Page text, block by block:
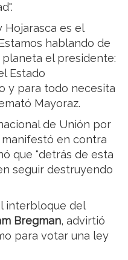
Hojarasca es el
hablando de
el presidente:
Estado
y para todo necesita
Mayoraz.
de Unión por
manifestó en contra
que "detrás de esta
seguir destruyendo
interbloque del
Bregman, advirtió
para votar una ley